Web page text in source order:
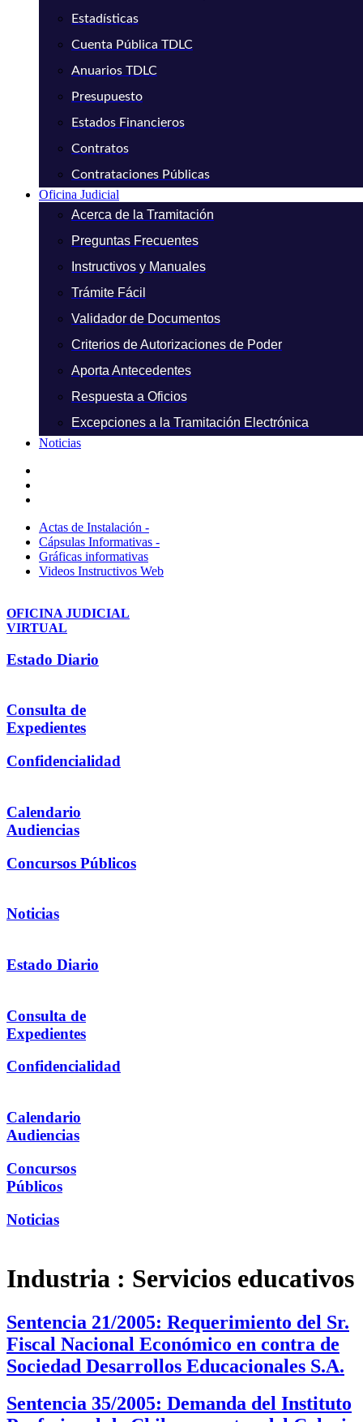
Estadísticas
Cuenta Pública TDLC
Anuarios TDLC
Presupuesto
Estados Financieros
Contratos
Contrataciones Públicas
Oficina Judicial
Acerca de la Tramitación
Preguntas Frecuentes
Instructivos y Manuales
Trámite Fácil
Validador de Documentos
Criterios de Autorizaciones de Poder
Aporta Antecedentes
Respuesta a Oficios
Excepciones a la Tramitación Electrónica
Noticias
Actas de Instalación -
Cápsulas Informativas -
Gráficas informativas
Videos Instructivos Web
OFICINA JUDICIAL
VIRTUAL
Estado Diario
Consulta de
Expedientes
Confidencialidad
Calendario
Audiencias
Concursos Públicos
Noticias
Estado Diario
Consulta de
Expedientes
Confidencialidad
Calendario
Audiencias
Concursos
Públicos
Noticias
Industria : Servicios educativos
Sentencia 21/2005: Requerimiento del Sr.
Fiscal Nacional Económico en contra de
Sociedad Desarrollos Educacionales S.A.
Sentencia 35/2005: Demanda del Instituto